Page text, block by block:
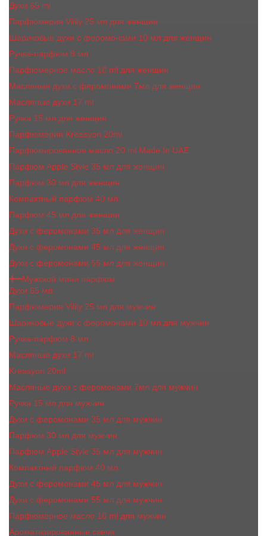
Духи 65 ml
Парфюмерия Vilily 25 мл для женщин
Шариковые духи с феромонами 10 мл для женщин
Ручка-парфюм 8 мл
Парфюмерное масло 10 ml для женщин
Масляные духи c феромонами 7мл для женщин
Масляные духи 17 ml
Ручка 15 мл для женщин
Парфюмерия Kreasyon 20ml
Парфюмированное масло 20 ml Made In UAE
Парфюм Apple Style 35 мл для женщин
Парфюм 30 мл для женщин
Компактный парфюм 40 мл
Парфюм 45 мл для женщин
Духи с феромонами 35 мл для женщин
Духи с феромонами 45 мл для женщин
Духи с феромонами 55 мл для женщин
Мужской мини парфюм
Духи 65 мл
Парфюмерия Vilily 25 мл для мужчин
Шариковые духи с феромонами 10 мл для мужчин
Ручка-парфюм 8 мл
Масляные духи 17 ml
Kreasyon 20ml
Масляные духи c феромонами 7мл для мужчин
Ручка 15 мл для мужчин
Духи с феромонами 35 мл для мужчин
Парфюм 30 мл для мужчин
Парфюм Apple Style 35 мл для мужчин
Компактный парфюм 40 мл
Духи с феромонами 45 мл для мужчин
Духи с феромонами 55 мл для мужчин
Парфюмерное масло 10 ml для мужчин
Ароматизированные свечи